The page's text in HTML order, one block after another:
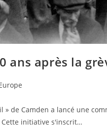
ans après la
» de Camden a lancé une
Cette initiative s'inscrit…